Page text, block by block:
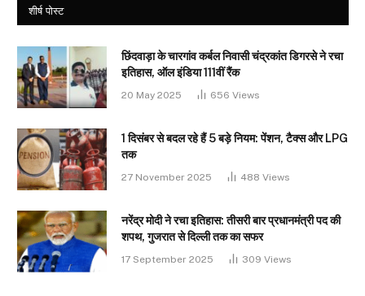
शीर्ष पोस्ट
छिंदवाड़ा के चारगांव कर्बल निवासी चंद्रकांत डिगरसे ने रचा
इतिहास, ऑल इंडिया 111वीं रैंक
20 May 2025 656 Views
1 दिसंबर से बदल रहे हैं 5 बड़े नियम: पेंशन, टैक्स और LPG
तक
27 November 2025 488 Views
नरेंद्र मोदी ने रचा इतिहास: तीसरी बार प्रधानमंत्री पद की
शपथ, गुजरात से दिल्ली तक का सफर
17 September 2025 309 Views